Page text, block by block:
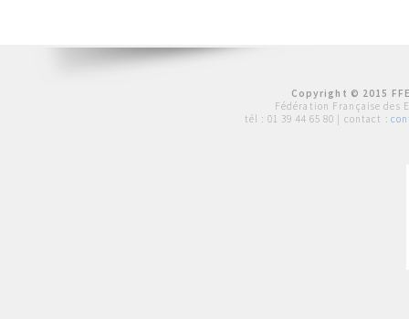
Copyright © 2015
Fédération Française des
tél : 01 39 44 65 80 | contact :